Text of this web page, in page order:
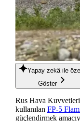
Yapay zekâ ile
Göster
Rus Hava
kullanılan FP-5
güçlendirmek